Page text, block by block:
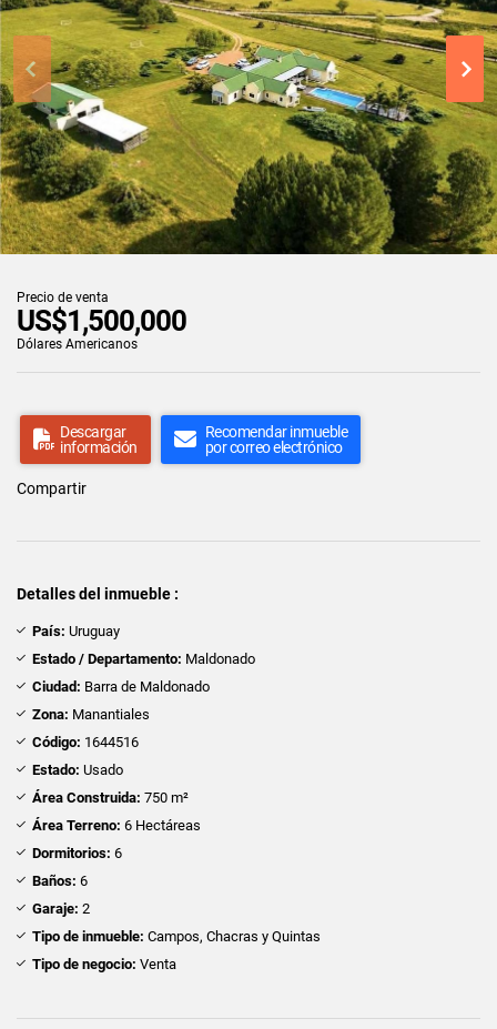
Precio de venta
US$1,500,000
Dólares Americanos
Descargar
información
Recomendar inmueble
por correo electrónico
Compartir
Detalles del inmueble :
País: Uruguay
Estado / Departamento: Maldonado
Ciudad: Barra de Maldonado
Zona: Manantiales
Código: 1644516
Estado: Usado
Área Construida: 750 m²
Área Terreno: 6 Hectáreas
Dormitorios: 6
Baños: 6
Garaje: 2
Tipo de inmueble: Campos, Chacras y Quintas
Tipo de negocio: Venta